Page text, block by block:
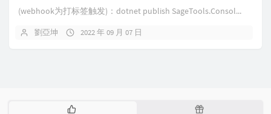
(webhook为打标签触发)：dotnet publish SageTools.Consol...
劉亞坤 2022 年 09 月 07 日
随